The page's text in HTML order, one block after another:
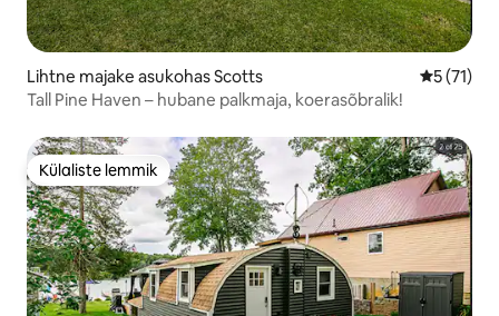
Lihtne majake asukohas Scotts
5 (71)
Tall Pine Haven – hubane palkmaja, koerasõbralik!
Külaliste lemmik
Külaliste lemmik